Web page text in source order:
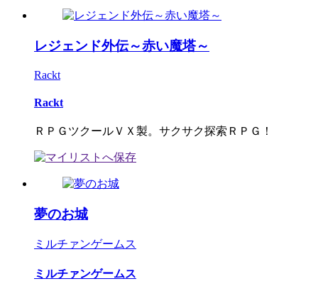
レジェンド外伝～赤い魔塔～
Rackt
Rackt
ＲＰＧツクールＶＸ製。サクサク探索ＲＰＧ！
夢のお城
ミルチァンゲームス
ミルチァンゲームス